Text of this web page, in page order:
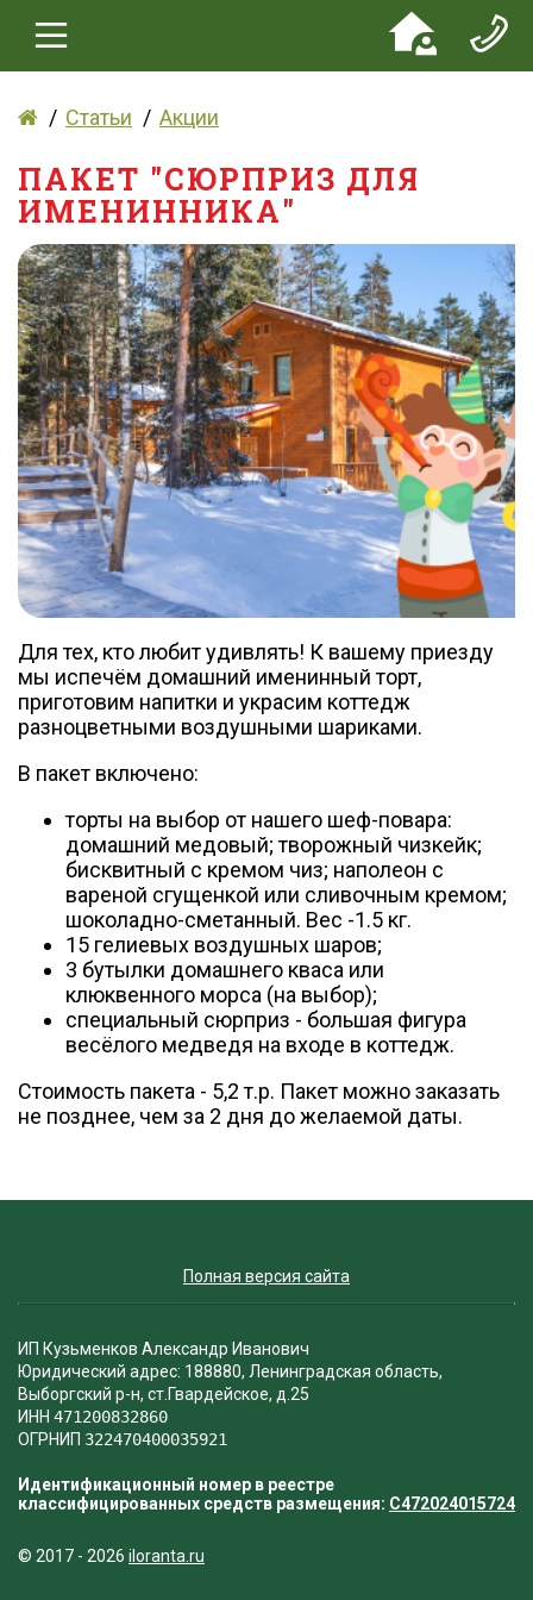
Статьи Акции
ПАКЕТ "СЮРПРИЗ ДЛЯ
ИМЕНИННИКА"
Для тех, кто любит удивлять! К вашему приезду
мы испечём домашний именинный торт,
приготовим напитки и украсим коттедж
разноцветными воздушными шариками.
В пакет включено:
торты на выбор от нашего шеф-повара:
домашний медовый; творожный чизкейк;
бисквитный с кремом чиз; наполеон с
вареной сгущенкой или сливочным кремом;
шоколадно-сметанный. Вес -1.5 кг.
15 гелиевых воздушных шаров;
3 бутылки домашнего кваса или
клюквенного морса (на выбор);
специальный сюрприз - большая фигура
весёлого медведя на входе в коттедж.
Стоимость пакета - 5,2 т.р. Пакет можно заказать
не позднее, чем за 2 дня до желаемой даты.
Полная версия сайта
ИП Кузьменков Александр Иванович
Юридический адрес: 188880, Ленинградская область,
Выборгский р-н, ст.Гвардейское, д.25
ИНН 471200832860
ОГРНИП 322470400035921
Идентификационный номер в реестре
классифицированных средств размещения: С472024015724
© 2017 - 2026 iloranta.ru